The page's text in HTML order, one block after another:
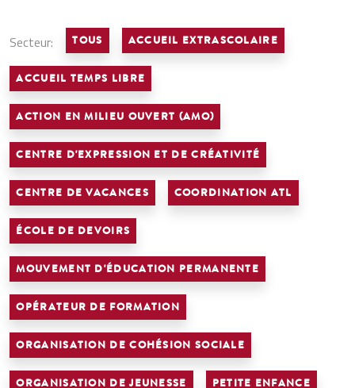
Secteur: TOUS ACCUEIL EXTRASCOLAIRE
ACCUEIL TEMPS LIBRE
ACTION EN MILIEU OUVERT (AMO)
CENTRE D'EXPRESSION ET DE CRÉATIVITÉ
CENTRE DE VACANCES COORDINATION ATL
ÉCOLE DE DEVOIRS
MOUVEMENT D'ÉDUCATION PERMANENTE
OPÉRATEUR DE FORMATION
ORGANISATION DE COHÉSION SOCIALE
ORGANISATION DE JEUNESSE PETITE ENFANCE